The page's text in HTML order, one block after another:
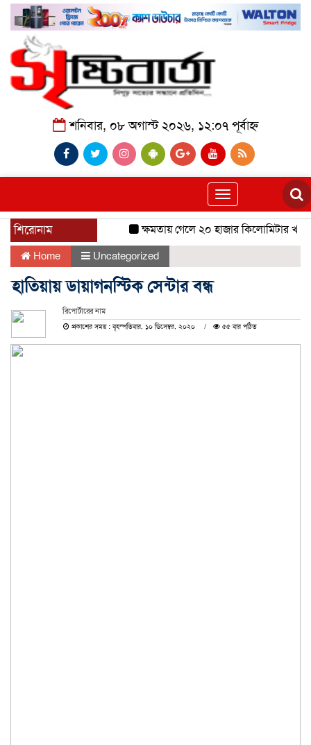
শনিবার, ০৮ অগাস্ট ২০২৬, ১২:০৭ পূর্বাহ্ন
Toggle
navigation
শিরোনাম ক্ষমতায় গেলে ২০ হাজার কিলোমিটার খাল
Home Uncategorized
হাতিয়ায় ডায়াগনস্টিক সেন্টার বন্ধ
রিপোর্টারের নাম
প্রকাশের সময় : বৃহস্পতিবার, ১০ ডিসেম্বর, ২০২০
৫৫ বার পঠিত